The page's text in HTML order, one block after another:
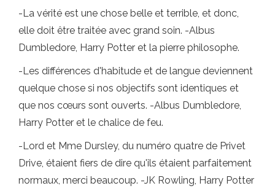
-La vérité est une chose belle et terrible, et donc,
elle doit être traitée avec grand soin. -Albus
Dumbledore, Harry Potter et la pierre philosophe.
-Les différences d'habitude et de langue deviennent
quelque chose si nos objectifs sont identiques et
que nos cœurs sont ouverts. -Albus Dumbledore,
Harry Potter et le chalice de feu.
-Lord et Mme Dursley, du numéro quatre de Privet
Drive, étaient fiers de dire qu'ils étaient parfaitement
normaux, merci beaucoup. -JK Rowling, Harry Potter